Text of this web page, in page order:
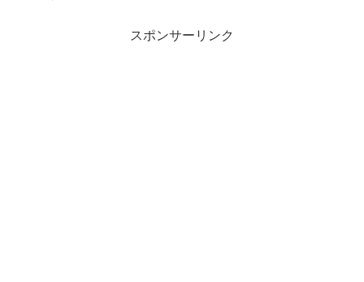
スポンサーリンク